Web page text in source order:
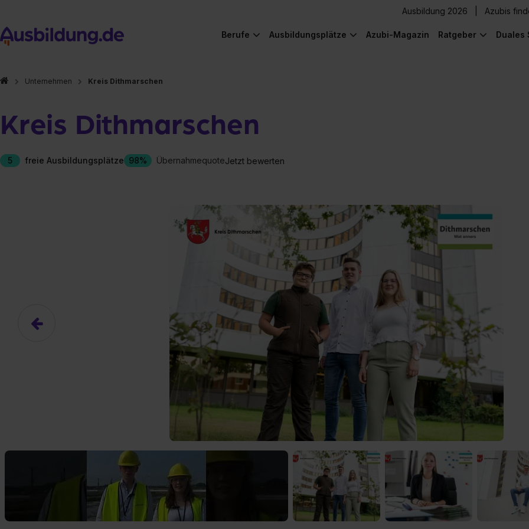
Ausbildung 2026 Azubis
Berufe Ausbildungsplätze Azubi-Magazin Ratgeber Duales
Unternehmen Kreis Dithmarschen
Kreis Dithmarschen
5 freie Ausbildungsplätze 98% ÜbernahmequoteJetzt bewerten
Hier gibt es (eigentlich) was Cooles zu sehen!
Das hier ist ein Platzhalter für Video-Content von YouTube. Neugierig? Dann schalte die Inhalte jetzt
Ja, ich erlaube die externen Inhalte von YouTube.
Ich bin damit einverstanden, dass mir die externen Inhalte angezeigt werden. Personenbezogene Daten
an Drittplattformen übermittelt werden. Mehr Infos gibt es in der
Datenschutzerklärung